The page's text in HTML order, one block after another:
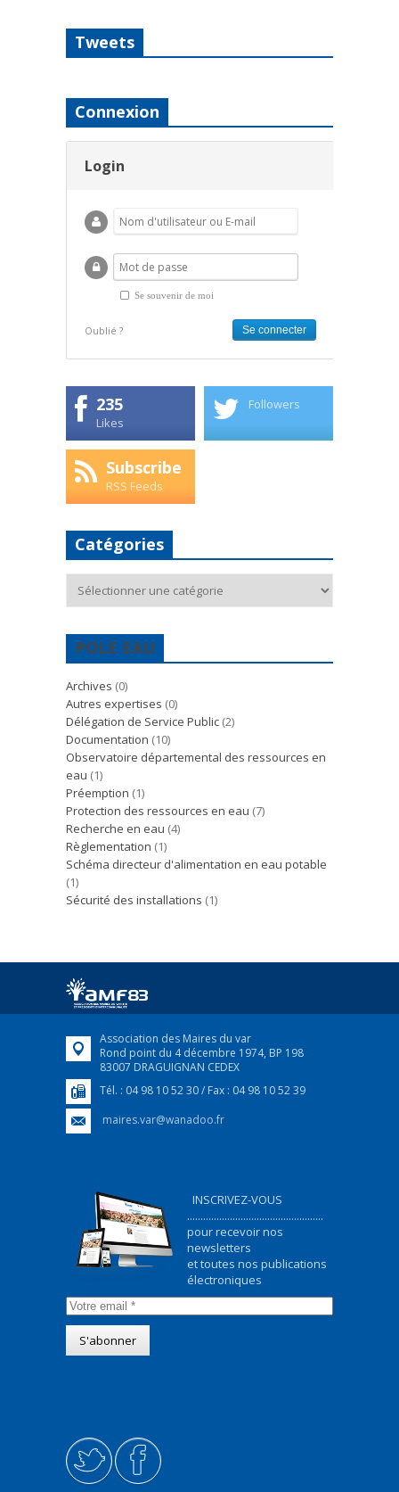
Tweets
Connexion
Login
Se souvenir de moi
Oublié ?
235
Likes
Followers
Subscribe
RSS Feeds
Catégories
POLE EAU
Archives (0)
Autres expertises (0)
Délégation de Service Public (2)
Documentation (10)
Observatoire départemental des ressources en
eau (1)
Préemption (1)
Protection des ressources en eau (7)
Recherche en eau (4)
Règlementation (1)
Schéma directeur d'alimentation en eau potable
(1)
Sécurité des installations (1)
Association des Maires du var
Rond point du 4 décembre 1974, BP 198
83007 DRAGUIGNAN CEDEX
Tél. : 04 98 10 52 30 / Fax : 04 98 10 52 39
maires.var@wanadoo.fr
INSCRIVEZ-VOUS
...................................................
pour recevoir nos
newsletters
et toutes nos publications
électroniques